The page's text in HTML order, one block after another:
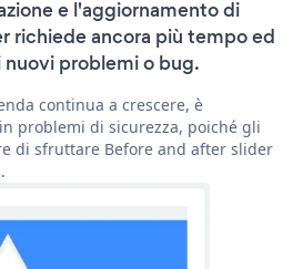
e l'aggiornamento di
richiede ancora più tempo ed
problemi o bug.
continua a crescere, è
problemi di sicurezza, poiché gli
di sfruttare Before and after slider